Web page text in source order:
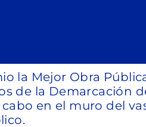
la Mejor Obra
de la Demarcación
en el muro del